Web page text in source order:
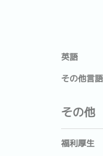
英語
その他言語
その他
福利厚生